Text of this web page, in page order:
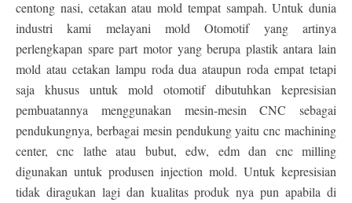
centong nasi, cetakan atau mold tempat sampah. Untuk dunia
industri kami melayani mold Otomotif yang artinya
perlengkapan spare part motor yang berupa plastik antara lain
mold atau cetakan lampu roda dua ataupun roda empat tetapi
saja khusus untuk mold otomotif dibutuhkan kepresisian
pembuatannya menggunakan mesin-mesin CNC sebagai
pendukungnya, berbagai mesin pendukung yaitu cnc machining
center, cnc lathe atau bubut, edw, edm dan cnc milling
digunakan untuk produsen injection mold. Untuk kepresisian
tidak diragukan lagi dan kualitas produk nya pun apabila di